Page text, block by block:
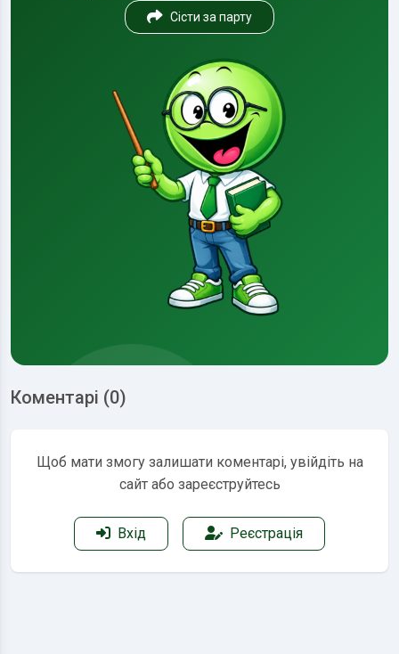
Сісти за парту
Коментарі (0)
Щоб мати змогу залишати коментарі, увійдіть на
сайт або зареєструйтесь
Вхід Реєстрація